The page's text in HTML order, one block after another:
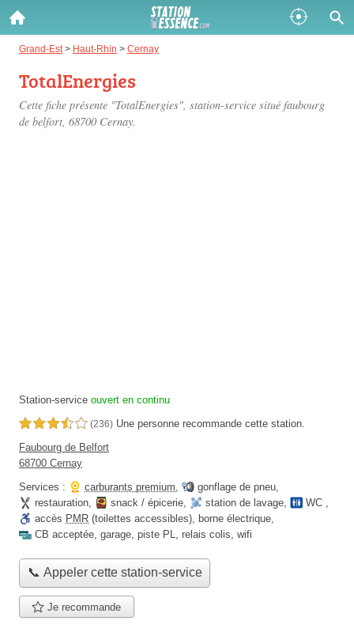
Grand-Est > Haut-Rhin > Cernay
TotalEnergies
Cette fiche présente "TotalEnergies", station-service situé faubourg
de belfort, 68700 Cernay.
Station-service ouvert en continu
3,5 étoiles sur 5 (236) Une personne recommande cette station.
Faubourg de Belfort
68700 Cernay
Services :
carburants premium, gonflage de pneu,
restauration, snack / épicerie, station de lavage, WC ,
accès PMR (toilettes accessibles), borne électrique,
CB acceptée, garage, piste PL, relais colis, wifi
📞 Appeler cette station-service
Je recommande
Gazole :
Disponible
SP 98 :